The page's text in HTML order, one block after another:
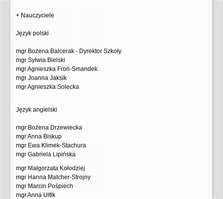
+ Nauczyciele
Język polski
mgr Bożena Balcerak - Dyrektor Szkoły
mgr Sylwia Bielski
mgr Agnieszka Froń-Smandek
mgr Joanna Jaksik
mgr Agnieszka Solecka
Język angielski
mgr Bożena Drzewiecka
mgr Anna Biskup
mgr Ewa Klimek-Stachura
mgr Gabriela Lipińska
mgr Małgorzata Kołodziej
mgr Hanna Malcher-Strojny
mgr Marcin Pośpiech
mgr Anna Ulfik